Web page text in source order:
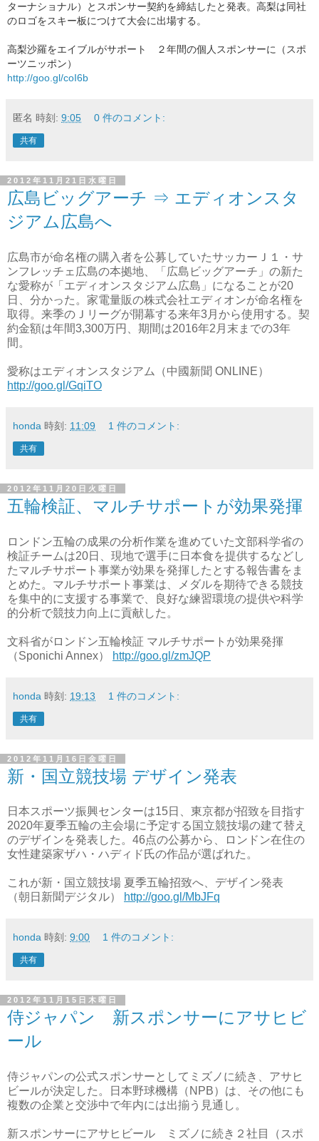
ターナショナル）とスポンサー契約を締結したと発表。 高梨は同社
のロゴをスキー板につけて大会に出場する。
高梨沙羅をエイブルがサポート ２年間の個人スポンサーに（スポ
ーツニッポン）
http://goo.gl/coI6b
匿名 時刻: 9:05 0 件のコメント:
共有
2012年11月21日水曜日
広島ビッグアーチ ⇒ エディオンスタ
ジアム広島へ
広島市が命名権の購入者を公募していたサッカーＪ１・サ
ンフレッチェ広島の本拠地、「広島ビッグアーチ」の新た
な愛称が「エディオンスタジアム広島」になることが20
日、分かった。家電量販の株式会社エディオンが命名権を
取得。来季のＪリーグが開幕する来年3月から使用する。契
約金額は年間3,300万円、期間は2016年2月末までの3年
間。
愛称はエディオンスタジアム（中國新聞 ONLINE）
http://goo.gl/GqiTO
honda 時刻: 11:09 1 件のコメント:
共有
2012年11月20日火曜日
五輪検証、マルチサポートが効果発揮
ロンドン五輪の成果の分析作業を進めていた文部科学省の
検証チームは20日、現地で選手に日本食を提供するなどし
たマルチサポート事業が効果を発揮したとする報告書をま
とめた。マルチサポート事業は、メダルを期待できる競技
を集中的に支援する事業で、良好な練習環境の提供や科学
的分析で競技力向上に貢献した。
文科省がロンドン五輪検証 マルチサポートが効果発揮
（Sponichi Annex）
http://goo.gl/zmJQP
honda 時刻: 19:13 1 件のコメント:
共有
2012年11月16日金曜日
新・国立競技場 デザイン発表
日本スポーツ振興センターは15日、東京都が招致を目指す
2020年夏季五輪の主会場に予定する国立競技場の建て替え
のデザインを発表した。46点の公募から、ロンドン在住の
女性建築家ザハ・ハディド氏の作品が選ばれた。
これが新・国立競技場 夏季五輪招致へ、デザイン発表
（朝日新聞デジタル）
http://goo.gl/MbJFq
honda 時刻: 9:00 1 件のコメント:
共有
2012年11月15日木曜日
侍ジャパン 新スポンサーにアサヒビ
ール
侍ジャパンの公式スポンサーとしてミズノに続き、アサヒ
ビールが決定した。日本野球機構（NPB）は、その他にも
複数の企業と交渉中で年内には出揃う見通し。
新スポンサーにアサヒビール ミズノに続き２社目（スポ